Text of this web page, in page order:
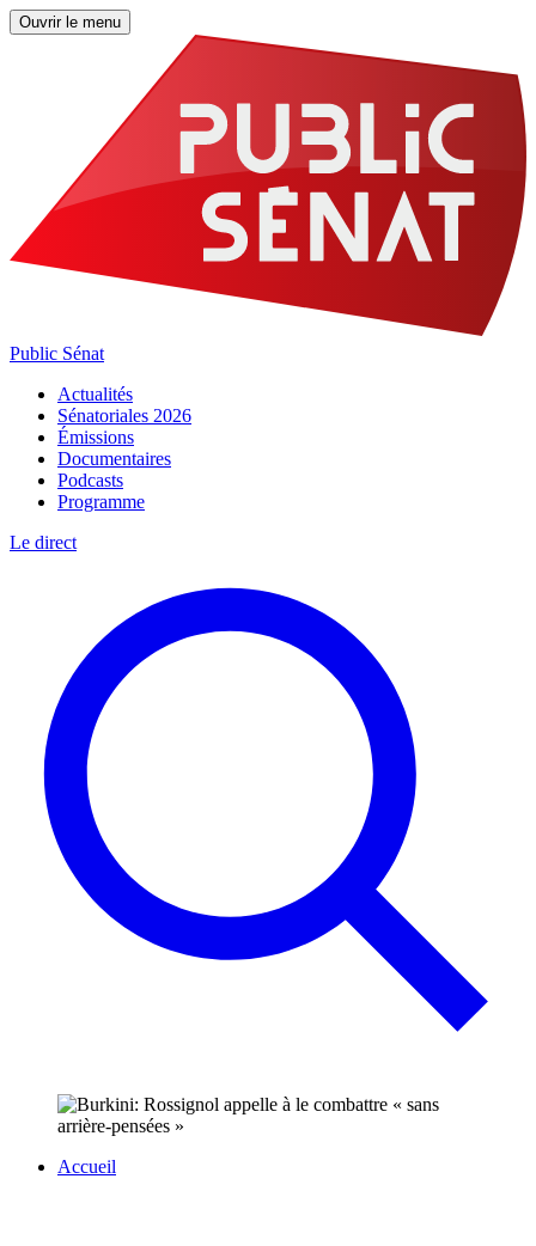
Ouvrir le menu
Public Sénat
Actualités
Sénatoriales 2026
Émissions
Documentaires
Podcasts
Programme
Le direct
Accueil